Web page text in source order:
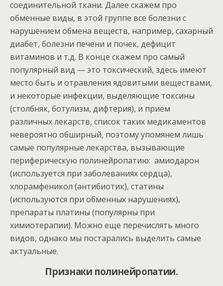
соединительной ткани. Далее скажем про
обменные виды, в этой группе все болезни с
нарушением обмена веществ, например, сахарный
диабет, болезни печени и почек, дефицит
витаминов и т.д. В конце скажем про самый
популярный вид — это токсический, здесь имеют
место быть и отравления ядовитыми веществами,
и некоторые инфекции, выделяющие токсины
(столбняк, ботулизм, дифтерия), и приём
различных лекарств, список таких медикаментов
невероятно обширный, поэтому упомянем лишь
самые популярные лекарства, вызывающие
периферическую полинейропатию: амиодарон
(используется при заболеваниях сердца),
хлорамфеникол (антибиотик), статины
(используются при обменных нарушениях),
препараты платины (популярны при
химиотерапии). Можно еще перечислять много
видов, однако мы постарались выделить самые
актуальные.
Признаки полинейропатии.